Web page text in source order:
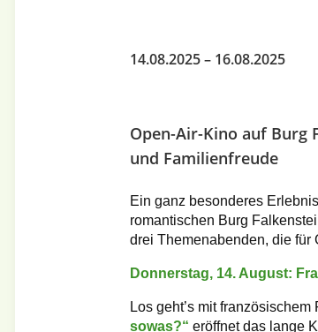
14.08.2025– 16.08.2025
Open-Air-Kino auf Burg
und Familienfreude
Ein ganz besonderes
romantischen Burg
drei Themenabenden, die für
Donnerstag, 14. August:
Los geht’s mit
sowas?“ eröffnet das lange